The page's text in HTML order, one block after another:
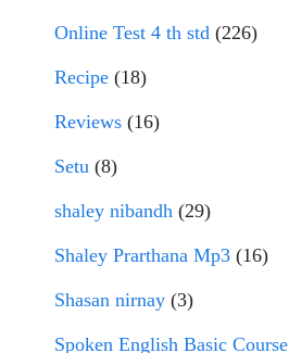
Online Test 4 th std (226)
Recipe (18)
Reviews (16)
Setu (8)
shaley nibandh (29)
Shaley Prarthana Mp3 (16)
Shasan nirnay (3)
Spoken English Basic Course